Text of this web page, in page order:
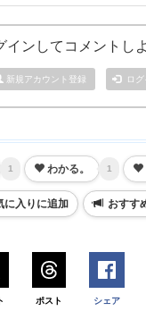
インしてコメントし
新規アカウント登録 ログ
1 わかる。 1
に入りに追加 おすす
ポスト シェア